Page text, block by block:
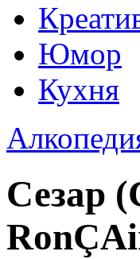
Юмор
Кухня
Сезар